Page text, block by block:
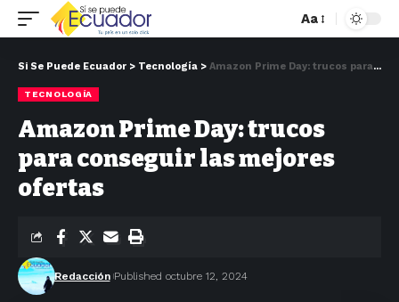
Aa
Si Se Puede Ecuador > Tecnología > Amazon Prime Day: trucos para conseguir las mejores ofertas
TECNOLOGÍA
Amazon Prime Day: trucos
para conseguir las mejores
ofertas
Redacción Published octubre 12, 2024